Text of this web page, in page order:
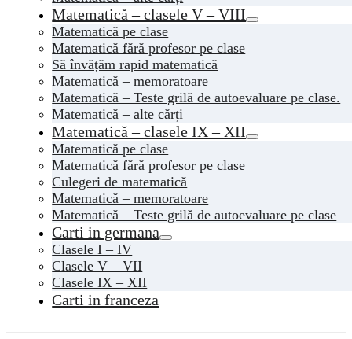
Matematică – clasele V – VIII
Matematică pe clase
Matematică fără profesor pe clase
Să învățăm rapid matematică
Matematică – memoratoare
Matematică – Teste grilă de autoevaluare pe clase.
Matematică – alte cărți
Matematică – clasele IX – XII
Matematică pe clase
Matematică fără profesor pe clase
Culegeri de matematică
Matematică – memoratoare
Matematică – Teste grilă de autoevaluare pe clase
Carti in germana
Clasele I – IV
Clasele V – VII
Clasele IX – XII
Carti in franceza